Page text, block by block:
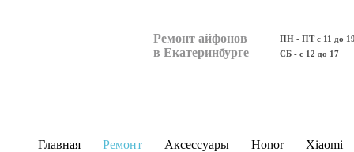
Ремонт айфонов
в Екатеринбурге
ПН - ПТ с 11 до
СБ - с 12 до 17
Главная Ремонт Аксессуары Honor Xiaomi